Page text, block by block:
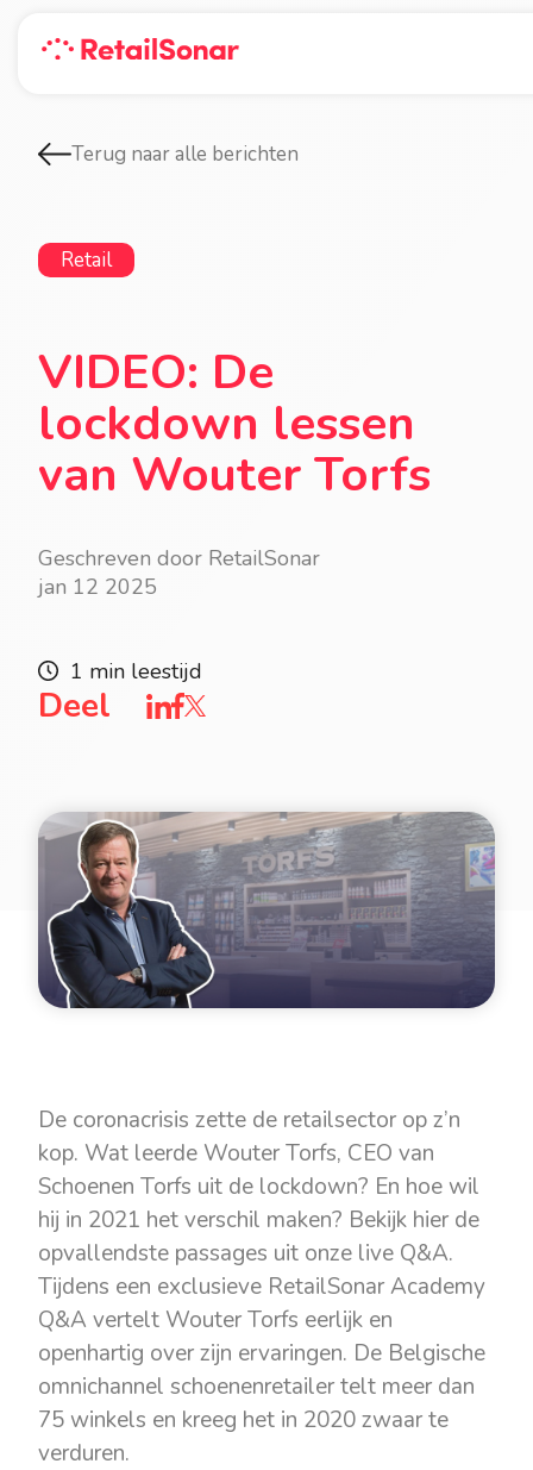
Terug naar alle berichten
Retail
VIDEO: De
lockdown lessen
van Wouter Torfs
Geschreven door RetailSonar
jan 12 2025
1 min leestijd
Deel
De coronacrisis zette de retailsector op z’n
kop. Wat leerde Wouter Torfs, CEO van
Schoenen Torfs uit de lockdown? En hoe wil
hij in 2021 het verschil maken? Bekijk hier de
opvallendste passages uit onze live Q&A.
Tijdens een exclusieve RetailSonar Academy
Q&A vertelt Wouter Torfs eerlijk en
openhartig over zijn ervaringen. De Belgische
omnichannel schoenenretailer telt meer dan
75 winkels en kreeg het in 2020 zwaar te
verduren.